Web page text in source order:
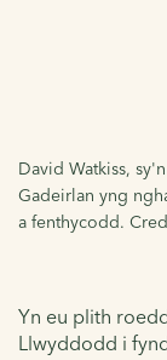
David Watkiss,
Gadeirlan yng
a fenthycodd.
Yn eu plith
Llwyddodd i